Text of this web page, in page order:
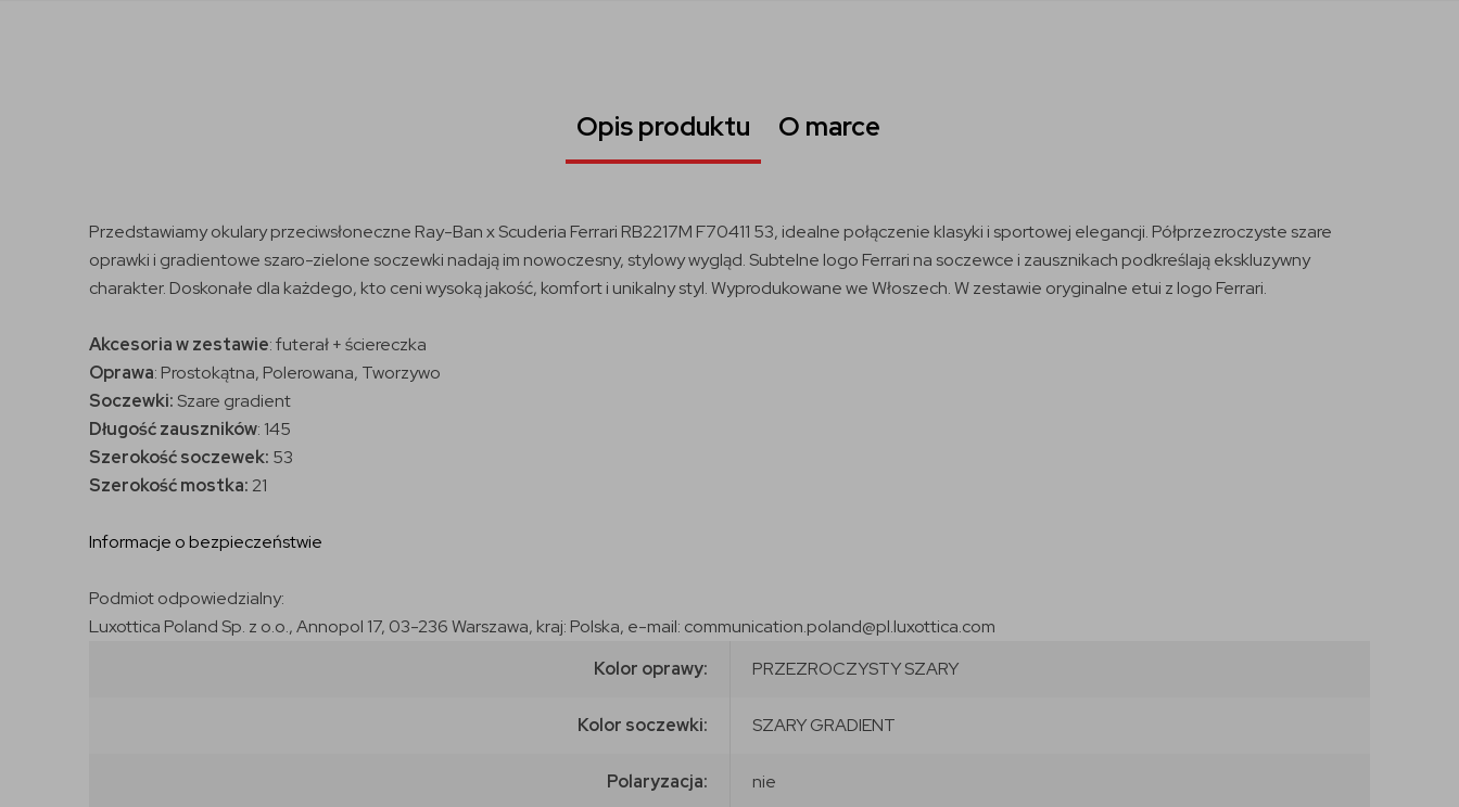
Opis produktu O marce
Przedstawiamy okulary przeciwsłoneczne Ray-Ban x Scuderia Ferrari RB2217M F70411 53, idealne połączenie klasyki i sportowej elegancji. Półprzezroczyste szare
oprawki i gradientowe szaro-zielone soczewki nadają im nowoczesny, stylowy wygląd. Subtelne logo Ferrari na soczewce i zausznikach podkreślają ekskluzywny
charakter. Doskonałe dla każdego, kto ceni wysoką jakość, komfort i unikalny styl. Wyprodukowane we Włoszech. W zestawie oryginalne etui z logo Ferrari.
Akcesoria w zestawie: futerał + ściereczka
Oprawa: Prostokątna, Polerowana, Tworzywo
Soczewki: Szare gradient
Długość zauszników: 145
Szerokość soczewek: 53
Szerokość mostka: 21
Informacje o bezpieczeństwie
Podmiot odpowiedzialny:
Luxottica Poland Sp. z o.o., Annopol 17, 03-236 Warszawa, kraj: Polska, e-mail: communication.poland@pl.luxottica.com
Kolor oprawy:
PRZEZROCZYSTY SZARY
Kolor soczewki: SZARY GRADIENT
Polaryzacja: nie